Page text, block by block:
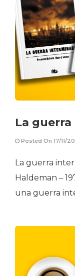
La
Posted On 17/11/
La guerra
Haldeman –
una guerra